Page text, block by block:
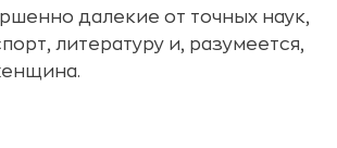
далекие от точных наук,
литературу и, разумеется,